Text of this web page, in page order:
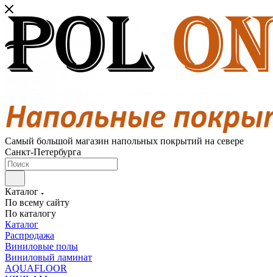
Самый большой магазин напольных покрытий на севере
Санкт-Петербурга
Каталог
По всему сайту
По каталогу
Каталог
Распродажа
Виниловые полы
Виниловый ламинат
AQUAFLOOR